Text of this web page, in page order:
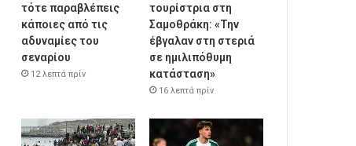
τότε παραβλέπεις
κάποιες από τις
αδυναμίες του
σεναρίου
12 λεπτά πρίν
τουρίστρια στη
Σαμοθράκη: «Την
έβγαλαν στη στεριά
σε ημιλιπόθυμη
κατάσταση»
16 λεπτά πρίν